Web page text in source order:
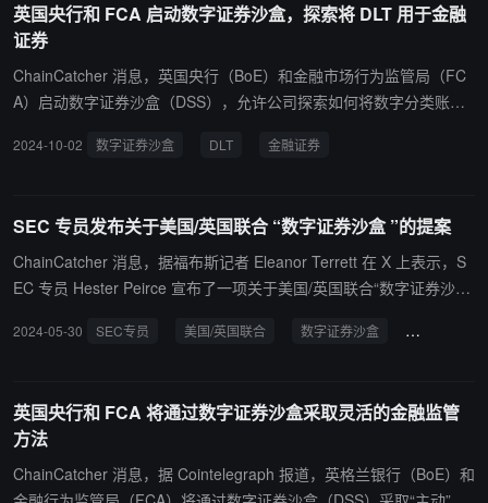
等公司的支持。 与欧盟的 DLT 试点制度一样，DSS 计划放宽交易所
和中央证券托管机构必须始终分开的规定（对于 DLT，这种分离有时
是不切实际的）。
英国央行和 FCA 启动数字证券沙盒，探索将 DLT 用于金融
证券
ChainCatcher 消息，英国央行（BoE）和金融市场行为监管局（FC
A）启动数字证券沙盒（DSS），允许公司探索如何将数字分类账技
技术具有为市场带来效率、透明度和弹性的潜力。该监管机构表示，
的交易、结算和发行。这将在可编程和分布式账本上完成，同时遵守
英国央行和 FCA 的规定。 FCA 补充称，这一举措将加强英国作为全
球金融中心的地位，它将为投资和可持续增长创造合适的条件。
2024-10-02 数字证券沙盒 DLT 金融证券
SEC 专员发布关于美国/英国联合 “数字证券沙盒 ”的提案
ChainCatcher 消息，据福布斯记者 Eleanor Terrett 在 X 上表示，S
EC 专员 Hester Peirce 宣布了一项关于美国/英国联合“数字证券沙
安全地尝试使用区块链技术进行证券交易，而不必担心监管警告。 她
证券交易委员会能够建立一个“微创新沙箱”，美国公司将能够： 使用
区块链技术在美国开展有限的业务来交易证券，而不必担心成为监管
机构的目标。 沙盒中的时间最多为 2 年，并可能延长。 FinHub 将帮
助公司了解和驾驭沙箱。 公司可以选择自己的一些监管规则，但需要
2024-05-30 SEC专员 美国/英国联合 数字证券沙盒 区块链技术
英国央行和 FCA 将通过数字证券沙盒采取灵活的金融监管
方法
ChainCatcher 消息，据 Cointelegraph 报道，英格兰银行（BoE）和